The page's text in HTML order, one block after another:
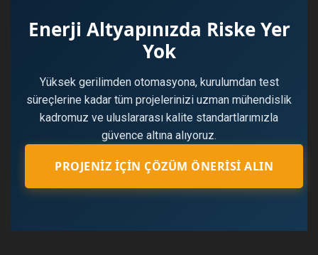
Enerji Altyapınızda Riske Yer
Yok
Yüksek gerilimden otomasyona, kurulumdan test
süreçlerine kadar tüm projelerinizi uzman mühendislik
kadromuz ve uluslararası kalite standartlarımızla
güvence altına alıyoruz.
PROJENIZ İÇIN ÇÖZÜM ÖNERISI ALIN